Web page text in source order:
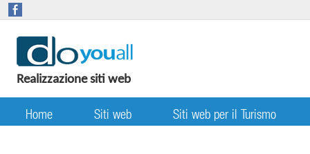
Realizzazione siti web
Home Siti web Siti web per il Turismo